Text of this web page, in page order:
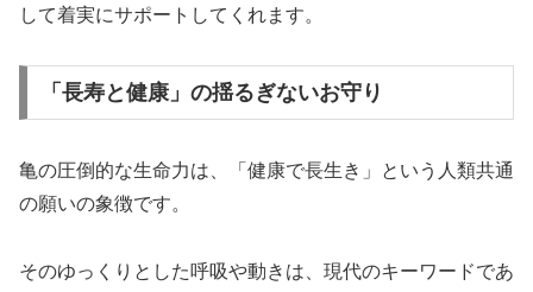
して着実にサポートしてくれます。
「長寿と健康」の揺るぎないお守り
亀の圧倒的な生命力は、「健康で長生き」という人類共通
の願いの象徴です。
そのゆっくりとした呼吸や動きは、現代のキーワードであ